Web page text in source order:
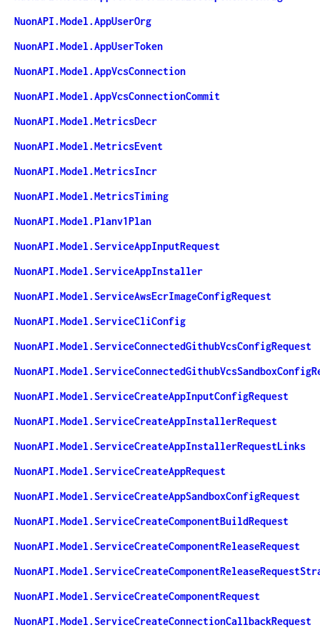
NuonAPI.Model.AppUserOrg
NuonAPI.Model.AppUserToken
NuonAPI.Model.AppVcsConnection
NuonAPI.Model.AppVcsConnectionCommit
NuonAPI.Model.MetricsDecr
NuonAPI.Model.MetricsEvent
NuonAPI.Model.MetricsIncr
NuonAPI.Model.MetricsTiming
NuonAPI.Model.Planv1Plan
NuonAPI.Model.ServiceAppInputRequest
NuonAPI.Model.ServiceAppInstaller
NuonAPI.Model.ServiceAwsEcrImageConfigRequest
NuonAPI.Model.ServiceCliConfig
NuonAPI.Model.ServiceConnectedGithubVcsConfigRequest
NuonAPI.Model.ServiceCreateAppInputConfigRequest
NuonAPI.Model.ServiceCreateAppInstallerRequest
NuonAPI.Model.ServiceCreateAppInstallerRequestLinks
NuonAPI.Model.ServiceCreateAppRequest
NuonAPI.Model.ServiceCreateAppSandboxConfigRequest
NuonAPI.Model.ServiceCreateComponentBuildRequest
NuonAPI.Model.ServiceCreateComponentReleaseRequest
NuonAPI.Model.ServiceCreateComponentRequest
NuonAPI.Model.ServiceCreateConnectionCallbackRequest